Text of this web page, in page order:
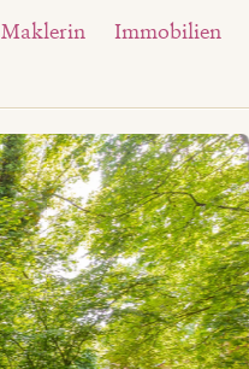
Maklerin Immobilien